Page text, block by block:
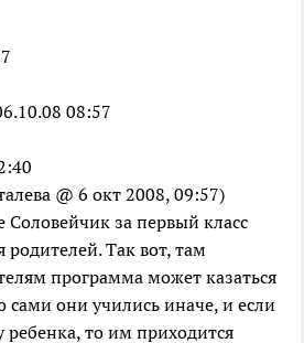
08:57
@ 6 окт 2008, 09:57)
Соловейчик за первый класс
родителей. Так вот, там
программа может казаться
сами они учились иначе, и если
ребенка, то им приходится